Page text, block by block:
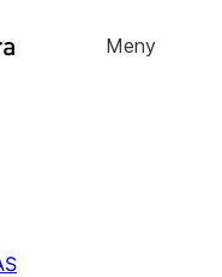
Meny